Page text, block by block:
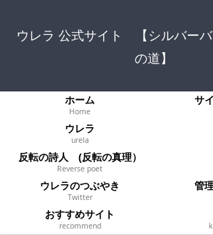
ウレラ 公式サイト 【シルバー
の道】
ホーム
Home
サ
ウレラ
urela
反転の詩人 (反転の真理）
Reverse poet
ウレラのつぶやき
Twitter
管
おすすめサイト
recommend